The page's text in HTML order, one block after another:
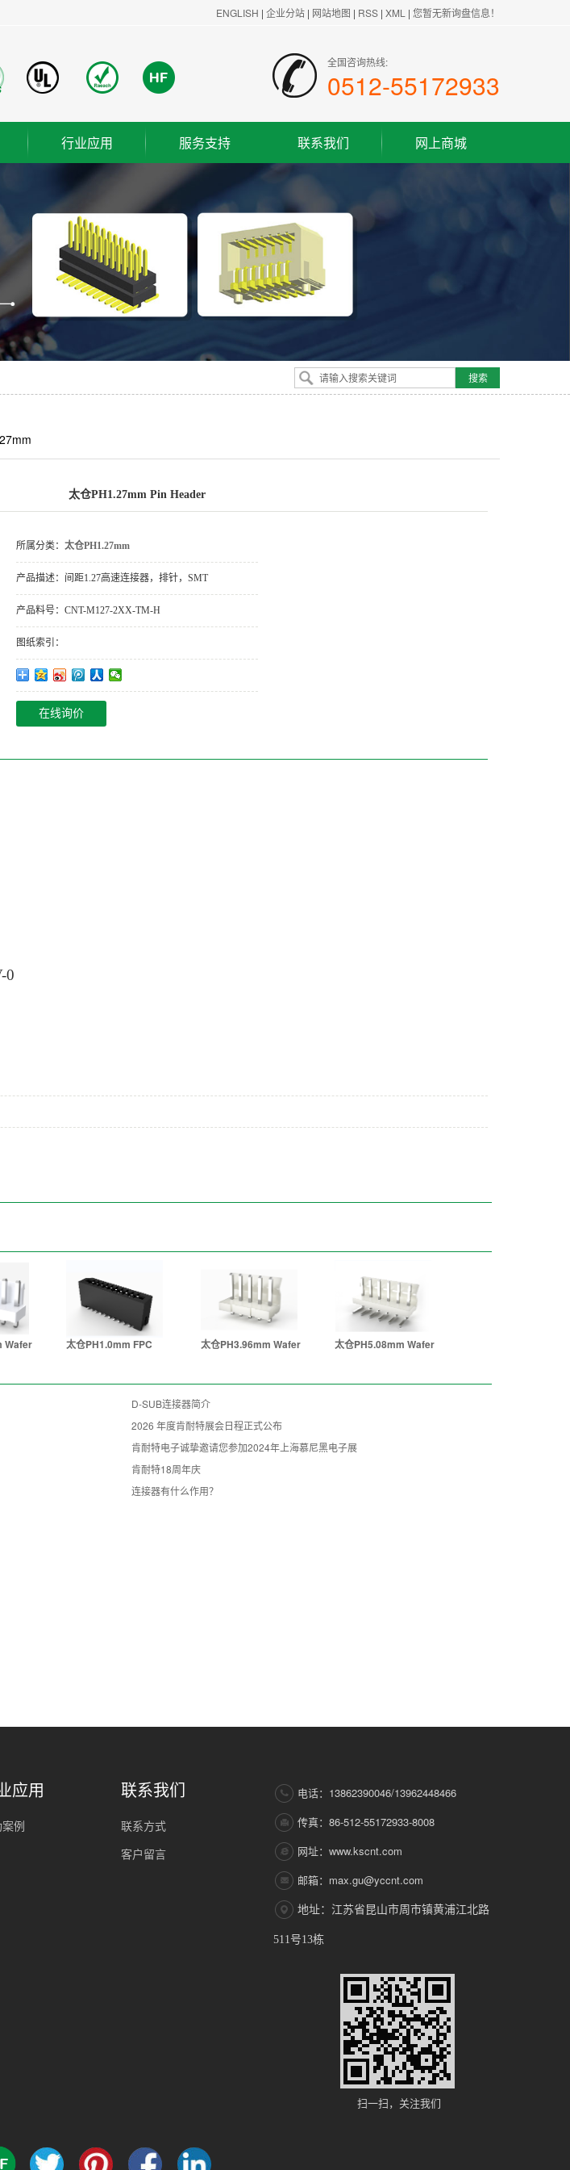
ENGLISH | 企业分站 | 网站地图 | RSS | XML | 您暂无新询盘信息！
全国咨询热线:
0512-55172933
行业应用
成功案例
服务支持
联系我们
联系方式
客户留言
网上商城
太仓PH1.27mm Pin Header
所属分类： 太仓PH1.27mm
产品描述： 间距1.27高速连接器，排针，SMT
产品料号： CNT-M127-2XX-TM-H
图纸索引：
在线询价
0
Wafer 太仓PH1.0mm FPC 太仓PH3.96mm Wafer
太仓PH5.08mm Wafer
D-SUB连接器简介
2026 年度肯耐特展会日程正式公布
肯耐特电子诚挚邀请您参加2024年上海慕尼黑电子展
肯耐特18周年庆
连接器有什么作用？
应用
例
联系我们
联系方式
客户留言
电话：13862390046/13962448466
传真：86-512-55172933-8008
网址：www.kscnt.com
邮箱：max.gu@yccnt.com
地址：江苏省昆山市周市镇黄浦江北路
511号13栋
扫一扫，关注我们